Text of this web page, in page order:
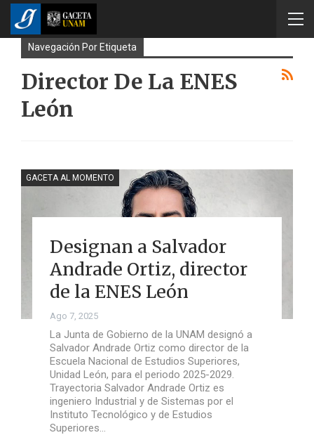
Navegación Por Etiqueta
Director De La ENES
León
GACETA AL MOMENTO
Designan a Salvador
Andrade Ortiz, director
de la ENES León
Ago 7, 2025
La Junta de Gobierno de la UNAM designó a
Salvador Andrade Ortiz como director de la
Escuela Nacional de Estudios Superiores,
Unidad León, para el periodo 2025-2029.
Trayectoria Salvador Andrade Ortiz es
ingeniero Industrial y de Sistemas por el
Instituto Tecnológico y de Estudios
Superiores…